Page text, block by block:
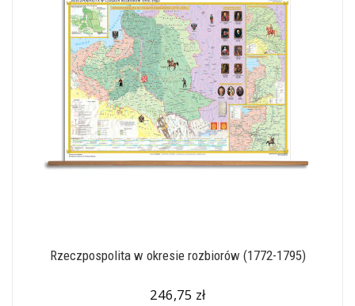
Rzeczpospolita w okresie rozbiorów (1772-1795)
246,75 zł